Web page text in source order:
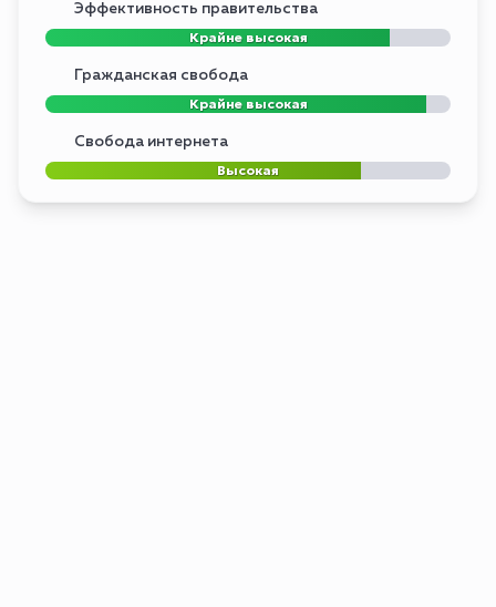
Эффективность правительства
Крайне высокая
Гражданская свобода
Крайне высокая
Свобода интернета
Высокая